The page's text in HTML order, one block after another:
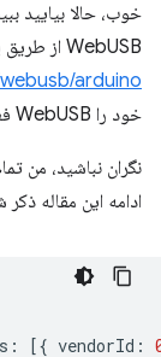
خوب، حالا بیایید
WebUSB از طریق پورت USB چقدر آسان است. دستورالعمل‌ها را در
arduino
خود را WebUSB فعال کنید.
ادامه این مقاله
: [{ vendorId :